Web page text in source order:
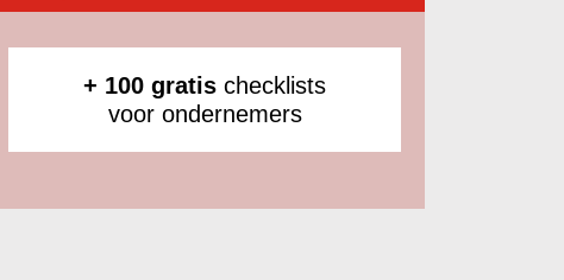
+ 100 gratis checklists
voor ondernemers